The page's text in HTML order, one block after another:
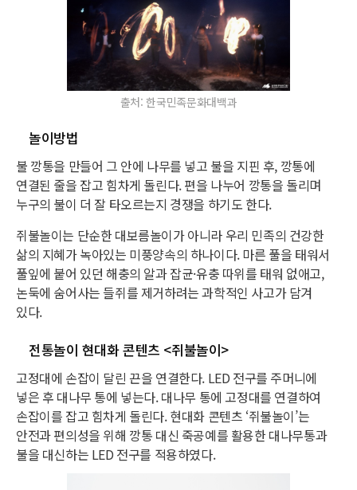
출처: 한국민족문화대백과
놀이방법
불 깡통을 만들어 그 안에 나무를 넣고 불을 지핀 후, 깡통에
연결된 줄을 잡고 힘차게 돌린다. 편을 나누어 깡통을 돌리며
누구의 불이 더 잘 타오르는지 경쟁을 하기도 한다.
쥐불놀이는 단순한 대보름놀이가 아니라 우리 민족의 건강한
삶의 지혜가 녹아있는 미풍양속의 하나이다. 마른 풀을 태워서
풀잎에 붙어 있던 해충의 알과 잡균·유충 따위를 태워 없애고,
논둑에 숨어사는 들쥐를 제거하려는 과학적인 사고가 담겨
있다.
전통놀이 현대화 콘텐츠 <쥐불놀이>
고정대에 손잡이 달린 끈을 연결한다. LED 전구를 주머니에
넣은 후 대나무 통에 넣는다. 대나무 통에 고정대를 연결하여
손잡이를 잡고 힘차게 돌린다. 현대화 콘텐츠 ‘쥐불놀이’는
안전과 편의성을 위해 깡통 대신 죽공예를 활용한 대나무통과
불을 대신하는 LED 전구를 적용하였다.